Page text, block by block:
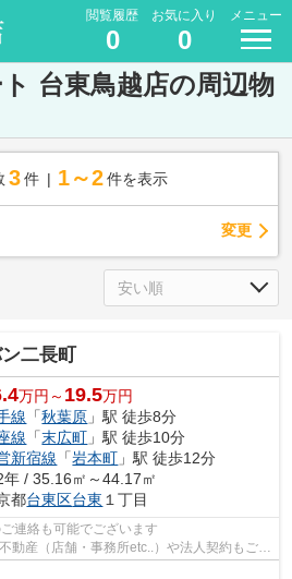
閲覧履歴
0
お気に入り
0
メニュー
台東鳥越店の周辺物
3 件 1～2 件を表示
変更
二長町
万円～ 19.5万円
線 「秋葉原 」駅 徒歩8分
線 「末広町 」駅 徒歩10分
新宿線 「岩本町 」駅 徒歩12分
年 / 35.16㎡～44.17㎡
都台東区台東 １丁目
連絡も可能でございます
動産（店舗・事務所etc..）や法人契約もご対
も含め一都三県エリ...